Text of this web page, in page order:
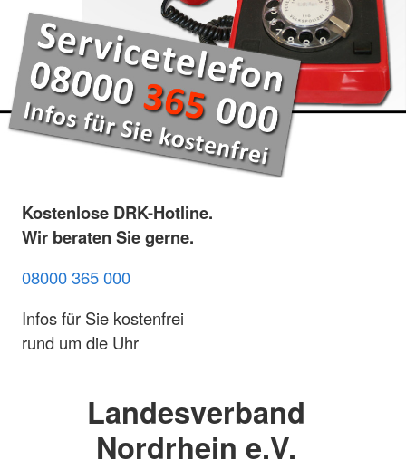
Kostenlose DRK-Hotline.
Wir beraten Sie gerne.
08000 365 000
Infos für Sie kostenfrei
rund um die Uhr
Landesverband
Nordrhein e.V.